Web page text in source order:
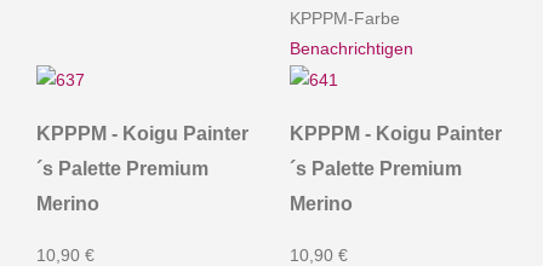
KPPPM-Farbe
Benachrichtigen
KPPPM - Koigu Painter
´s Palette Premium
Merino
10,90 €
KPPPM - Koigu Painter
´s Palette Premium
Merino
10,90 €